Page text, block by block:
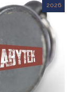
2026